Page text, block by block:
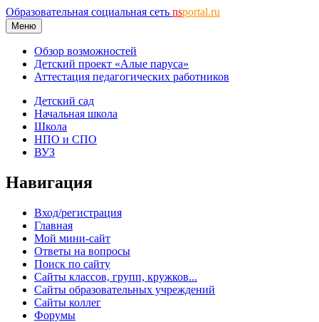
Образовательная социальная сеть nsportal.ru
Меню
Обзор возможностей
Детский проект «Алые паруса»
Аттестация педагогических работников
Детский сад
Начальная школа
Школа
НПО и СПО
ВУЗ
Навигация
Вход/регистрация
Главная
Мой мини-сайт
Ответы на вопросы
Поиск по сайту
Сайты классов, групп, кружков...
Сайты образовательных учреждений
Сайты коллег
Форумы